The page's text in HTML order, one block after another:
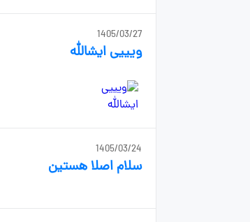
1405/03/27
ویییی ایشالله
1405/03/24
سلام اصلا هستین